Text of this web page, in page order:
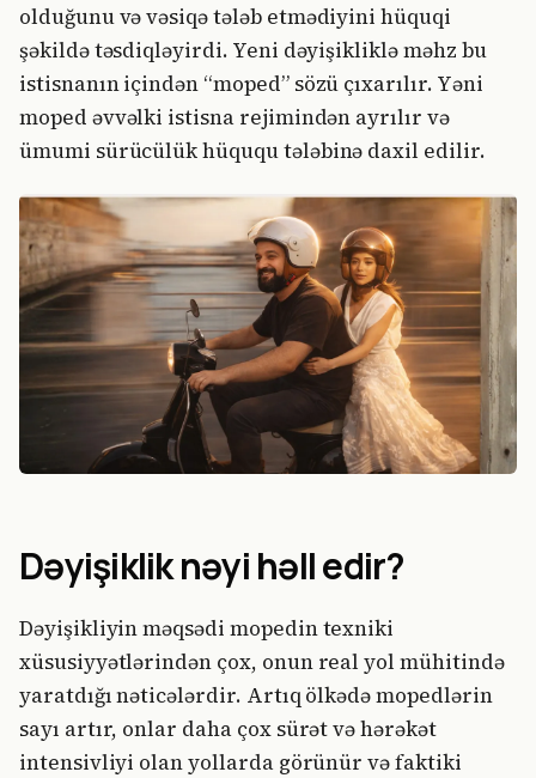
olduğunu və vəsiqə tələb etmədiyini hüquqi
şəkildə təsdiqləyirdi. Yeni dəyişikliklə məhz bu
istisnanın içindən “moped” sözü çıxarılır. Yəni
moped əvvəlki istisna rejimindən ayrılır və
ümumi sürücülük hüququ tələbinə daxil edilir.
Dəyişiklik nəyi həll edir?
Dəyişikliyin məqsədi mopedin texniki
xüsusiyyətlərindən çox, onun real yol mühitində
yaratdığı nəticələrdir. Artıq ölkədə mopedlərin
sayı artır, onlar daha çox sürət və hərəkət
intensivliyi olan yollarda görünür və faktiki